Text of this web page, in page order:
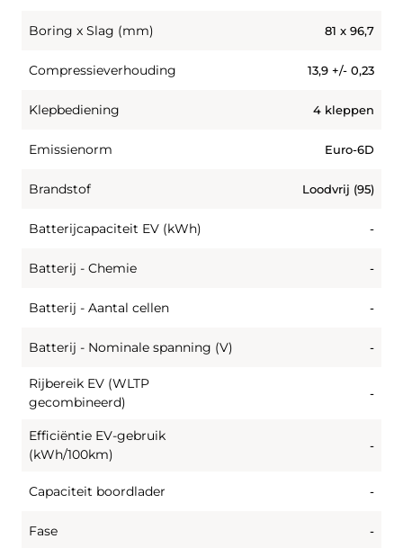
Boring x Slag (mm) 81 x 96,7
Compressieverhouding 13,9 +/- 0,23
Klepbediening 4 kleppen
Emissienorm Euro-6D
Brandstof Loodvrij (95)
Batterijcapaciteit EV (kWh) -
Batterij - Chemie -
Batterij - Aantal cellen -
Batterij - Nominale spanning (V) -
Rijbereik EV (WLTP
gecombineerd)
-
Efficiëntie EV-gebruik
(kWh/100km)
-
Capaciteit boordlader -
Fase -